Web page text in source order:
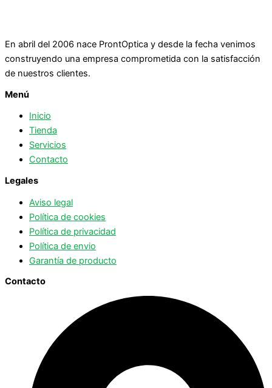
En abril del 2006 nace ProntOptica y desde la fecha venimos
construyendo una empresa comprometida con la satisfacción
de nuestros clientes.
Menú
Inicio
Tienda
Servicios
Contacto
Legales
Aviso legal
Política de cookies
Política de privacidad
Política de envio
Garantía de producto
Contacto